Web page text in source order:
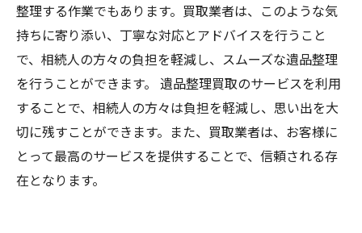
整理する作業でもあります。買取業者は、このような気
持ちに寄り添い、丁寧な対応とアドバイスを行うこと
で、相続人の方々の負担を軽減し、スムーズな遺品整理
を行うことができます。 遺品整理買取のサービスを利用
することで、相続人の方々は負担を軽減し、思い出を大
切に残すことができます。また、買取業者は、お客様に
とって最高のサービスを提供することで、信頼される存
在となります。